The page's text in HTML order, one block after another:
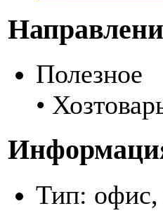
Полезное
•
Тип: офис,